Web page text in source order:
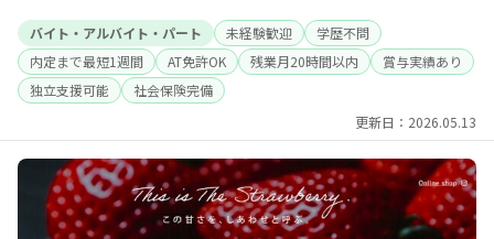
バイト・アルバイト・パート 未経験歓迎
学歴不問
内定まで最短1週間
AT免許OK 残業月20時間以内
賞与実績あり
独立支援可能
社会保険完備
更新日：2026.05.13